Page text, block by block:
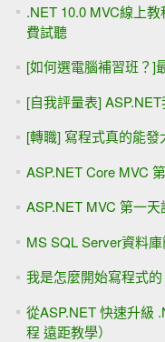
.NET 10.0 MVC線上
費試聽
[如何選電腦補習班？]
[自我評量表]
[轉職] 寫程式真的能發
ASP.NET Core MVC
ASP.NET MVC 第一
MS SQL Server資料
我是怎麼開始寫程式的
從ASP.NET 快速升級
程 遠距教學）